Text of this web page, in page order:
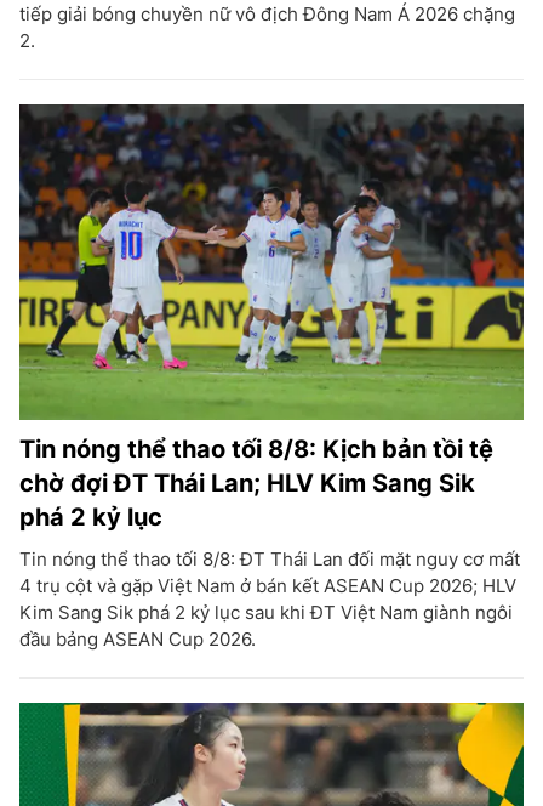
tiếp giải bóng chuyền nữ vô địch Đông Nam Á 2026 chặng
2.
Tin nóng thể thao tối 8/8: Kịch bản tồi tệ
chờ đợi ĐT Thái Lan; HLV Kim Sang Sik
phá 2 kỷ lục
Tin nóng thể thao tối 8/8: ĐT Thái Lan đối mặt nguy cơ mất
4 trụ cột và gặp Việt Nam ở bán kết ASEAN Cup 2026; HLV
Kim Sang Sik phá 2 kỷ lục sau khi ĐT Việt Nam giành ngôi
đầu bảng ASEAN Cup 2026.